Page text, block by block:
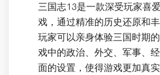
三国志13是一款深受玩家喜
戏，通过精准的历史还原和
玩家可以亲身体验三国时期
戏中的政治、外交、军事、
面的设置，使得游戏更加真